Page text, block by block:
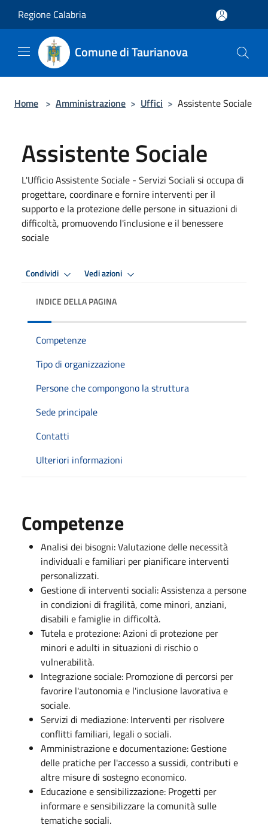
Regione Calabria
Comune di Taurianova
Home > Amministrazione > Uffici > Assistente Sociale
Assistente Sociale
L'Ufficio Assistente Sociale - Servizi Sociali si occupa di
progettare, coordinare e fornire interventi per il
supporto e la protezione delle persone in situazioni di
difficoltà, promuovendo l'inclusione e il benessere
sociale
Condividi Vedi azioni
INDICE DELLA PAGINA
Competenze
Tipo di organizzazione
Persone che compongono la struttura
Sede principale
Contatti
Ulteriori informazioni
Competenze
Analisi dei bisogni: Valutazione delle necessità
individuali e familiari per pianificare interventi
personalizzati.
Gestione di interventi sociali: Assistenza a persone
in condizioni di fragilità, come minori, anziani,
disabili e famiglie in difficoltà.
Tutela e protezione: Azioni di protezione per
minori e adulti in situazioni di rischio o
vulnerabilità.
Integrazione sociale: Promozione di percorsi per
favorire l'autonomia e l'inclusione lavorativa e
sociale.
Servizi di mediazione: Interventi per risolvere
conflitti familiari, legali o sociali.
Amministrazione e documentazione: Gestione
delle pratiche per l'accesso a sussidi, contributi e
altre misure di sostegno economico.
Educazione e sensibilizzazione: Progetti per
informare e sensibilizzare la comunità sulle
tematiche sociali.